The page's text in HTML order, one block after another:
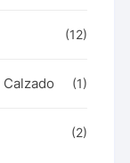
(12)
(1)
(2)